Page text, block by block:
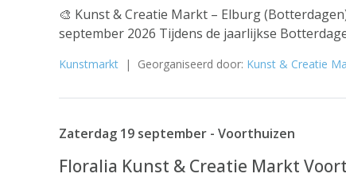
🎨 Kunst & Creatie Markt – Elburg
september 2026 Tijdens de jaarlijkse
Kunstmarkt | Georganiseerd door: Kunst & Creatie
Zaterdag 19 september - Voorthuizen
Floralia Kunst & Creatie Markt